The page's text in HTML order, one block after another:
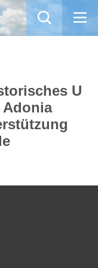
U
Adonia